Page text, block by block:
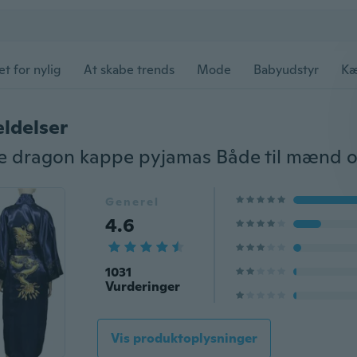
for nylig At skabe trends Mode Babyudstyr
dragon kappe pyjamas Både til mænd
Generel
4.6
1031
Vurderinger
Vis produktoplysninger